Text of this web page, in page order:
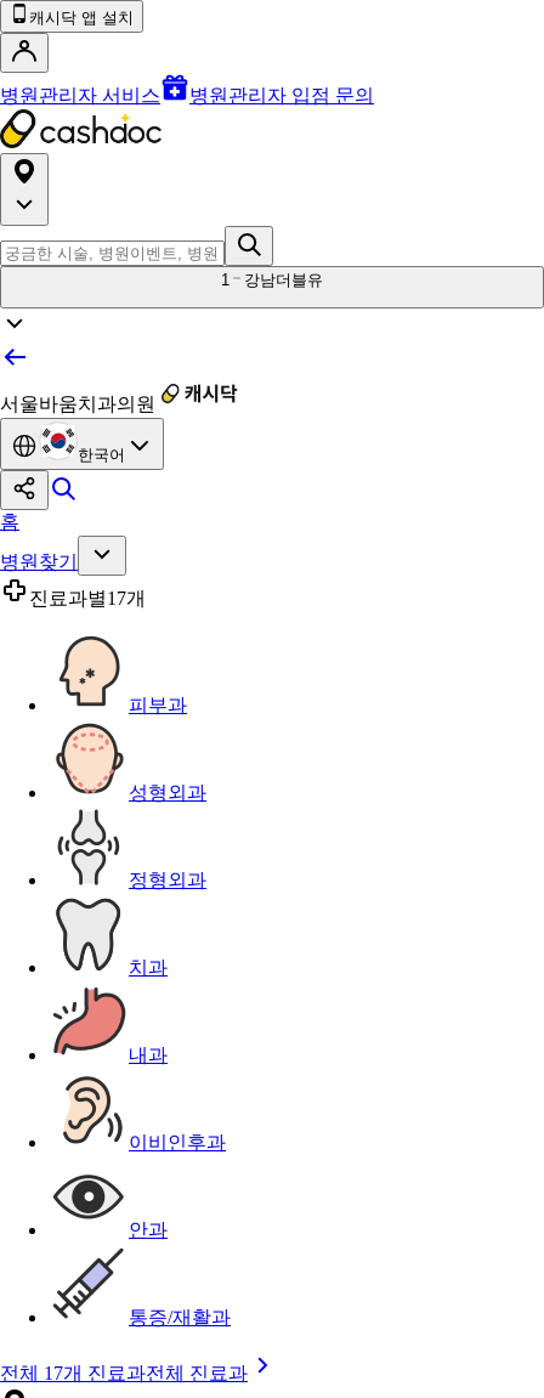
캐시닥 앱 설치
병원관리자 서비스 병원관리자 입점 문의
1 강남더블유
서울바움치과의원
한국어
홈
병원찾기
진료과별17개
피부과
성형외과
정형외과
치과
내과
이비인후과
안과
통증/재활과
전체 17개 진료과전체 진료과